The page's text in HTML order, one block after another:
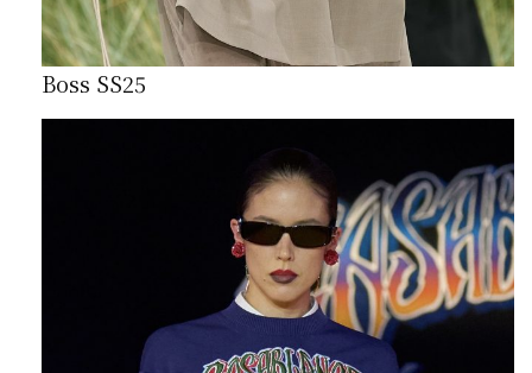
Boss SS25